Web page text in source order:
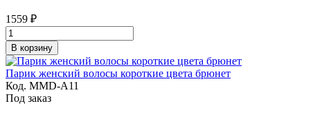
1559 ₽
В корзину
Парик женский волосы короткие цвета брюнет
Код. MMD-A11
Под заказ